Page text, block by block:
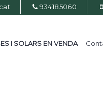
934185060
I SOLARS EN VENDA